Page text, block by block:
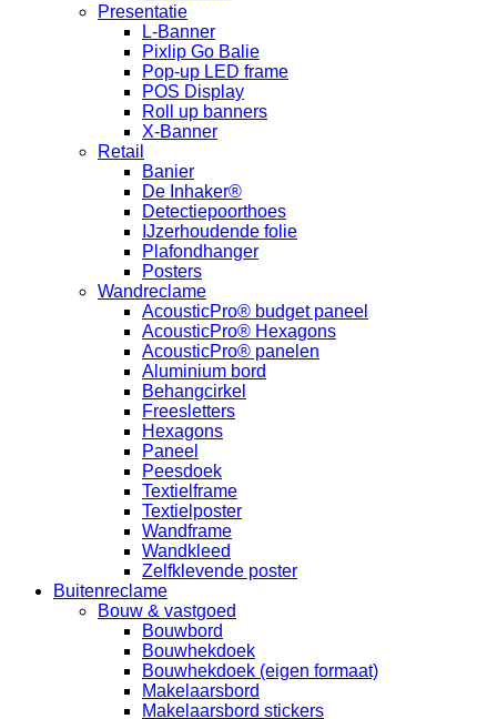
Presentatie
L-Banner
Pixlip Go Balie
Pop-up LED frame
POS Display
Roll up banners
X-Banner
Retail
Banier
De Inhaker®
Detectiepoorthoes
IJzerhoudende folie
Plafondhanger
Posters
Wandreclame
AcousticPro® budget paneel
AcousticPro® Hexagons
AcousticPro® panelen
Aluminium bord
Behangcirkel
Freesletters
Hexagons
Paneel
Peesdoek
Textielframe
Textielposter
Wandframe
Wandkleed
Zelfklevende poster
Buitenreclame
Bouw & vastgoed
Bouwbord
Bouwhekdoek
Bouwhekdoek (eigen formaat)
Makelaarsbord
Makelaarsbord stickers